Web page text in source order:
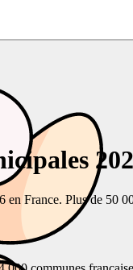
France. Plus de 50